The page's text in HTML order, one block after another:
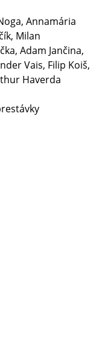
Annamária
Milan
Adam Jančina,
Vais, Filip Koiš,
Haverda